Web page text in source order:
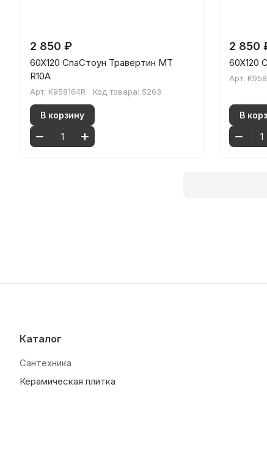
2 850 ₽
60X120 СпаСтоун Травертин МТ
R10A
Арт. K958164R Код товара: 5263
В корзину
2 850
60X120
Арт.
В
Каталог
Сантехника
Керамическая плитка